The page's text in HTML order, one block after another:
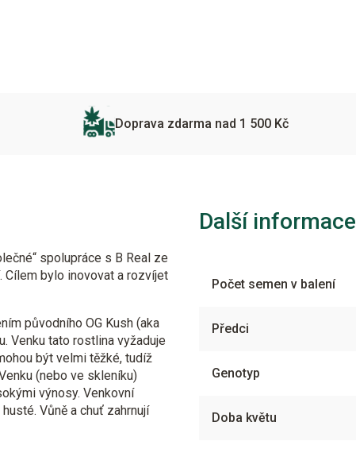
Doprava zdarma nad 1 500 Kč
spolupráce s B Real ze
Cílem bylo inovovat a rozvíjet
původního OG Kush (aka
Venku tato rostlina vyžaduje
být velmi těžké, tudíž
(nebo ve skleníku)
výnosy. Venkovní
Vůně a chuť zahrnují
Další informace
Počet semen v balení
Předci
Genotyp
Doba květu